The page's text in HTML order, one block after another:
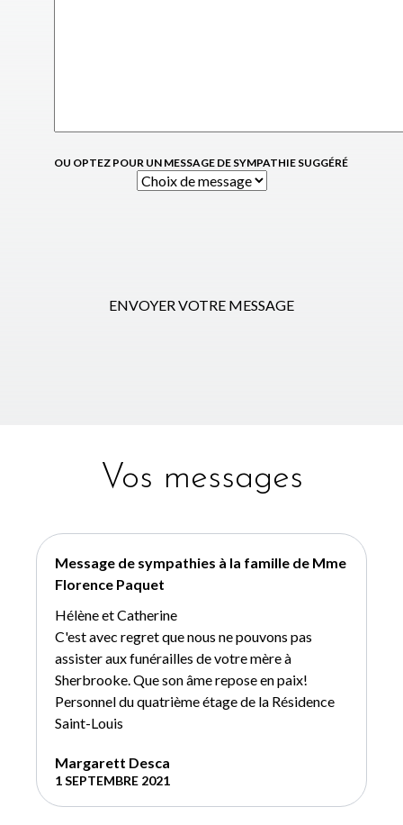
OU OPTEZ POUR UN MESSAGE DE SYMPATHIE SUGGÉRÉ
ENVOYER VOTRE MESSAGE
Vos messages
Message de sympathies à la famille de Mme
Florence Paquet
Hélène et Catherine
C'est avec regret que nous ne pouvons pas
assister aux funérailles de votre mère à
Sherbrooke. Que son âme repose en paix!
Personnel du quatrième étage de la Résidence
Saint-Louis
Margarett Desca
1 SEPTEMBRE 2021